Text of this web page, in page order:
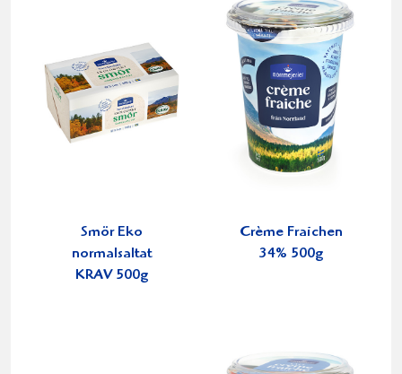
Smör Eko
normalsaltat
KRAV 500g
Crème Fraichen
34% 500g